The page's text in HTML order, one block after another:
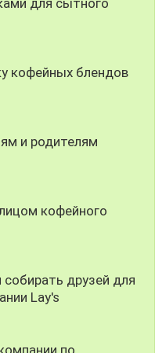
кофейных блендов
и родителям
кофейного
друзей для
Lay's
по